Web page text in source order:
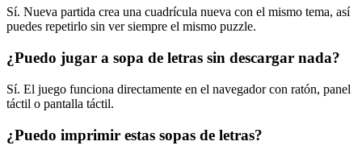
Sí. Nueva partida crea una cuadrícula nueva con el mismo tema, así
puedes repetirlo sin ver siempre el mismo puzzle.
¿Puedo jugar a sopa de letras sin descargar nada?
Sí. El juego funciona directamente en el navegador con ratón, panel
táctil o pantalla táctil.
¿Puedo imprimir estas sopas de letras?